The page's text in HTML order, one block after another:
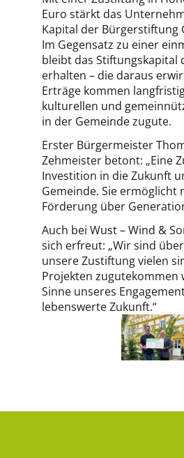
Euro stärkt das
Kapital der Bürgerstiftung
Im Gegensatz zu einer
bleibt das Stiftungskapital
erhalten – die daraus
Erträge kommen
kulturellen und
in der Gemeinde zugute.
Erster Bürgermeister
Zehmeister betont: „Eine
Investition in die Zukunft
Gemeinde. Sie ermöglicht
Förderung über
Auch bei Wust – Wind &
sich erfreut: „Wir sind
unsere Zustiftung vielen
Projekten zugutekommen
Sinne unseres
lebenswerte Zukunft.“